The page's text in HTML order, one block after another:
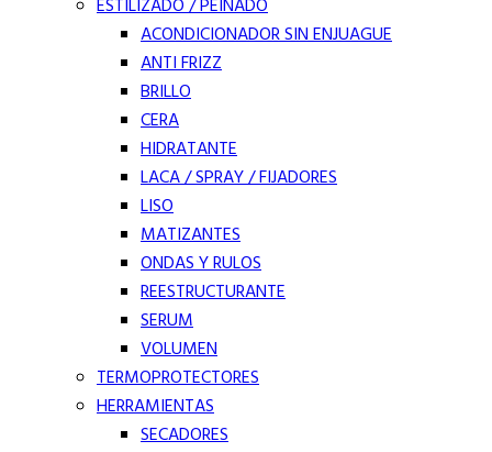
ESTILIZADO / PEINADO
ACONDICIONADOR SIN ENJUAGUE
ANTI FRIZZ
BRILLO
CERA
HIDRATANTE
LACA / SPRAY / FIJADORES
LISO
MATIZANTES
ONDAS Y RULOS
REESTRUCTURANTE
SERUM
VOLUMEN
TERMOPROTECTORES
HERRAMIENTAS
SECADORES